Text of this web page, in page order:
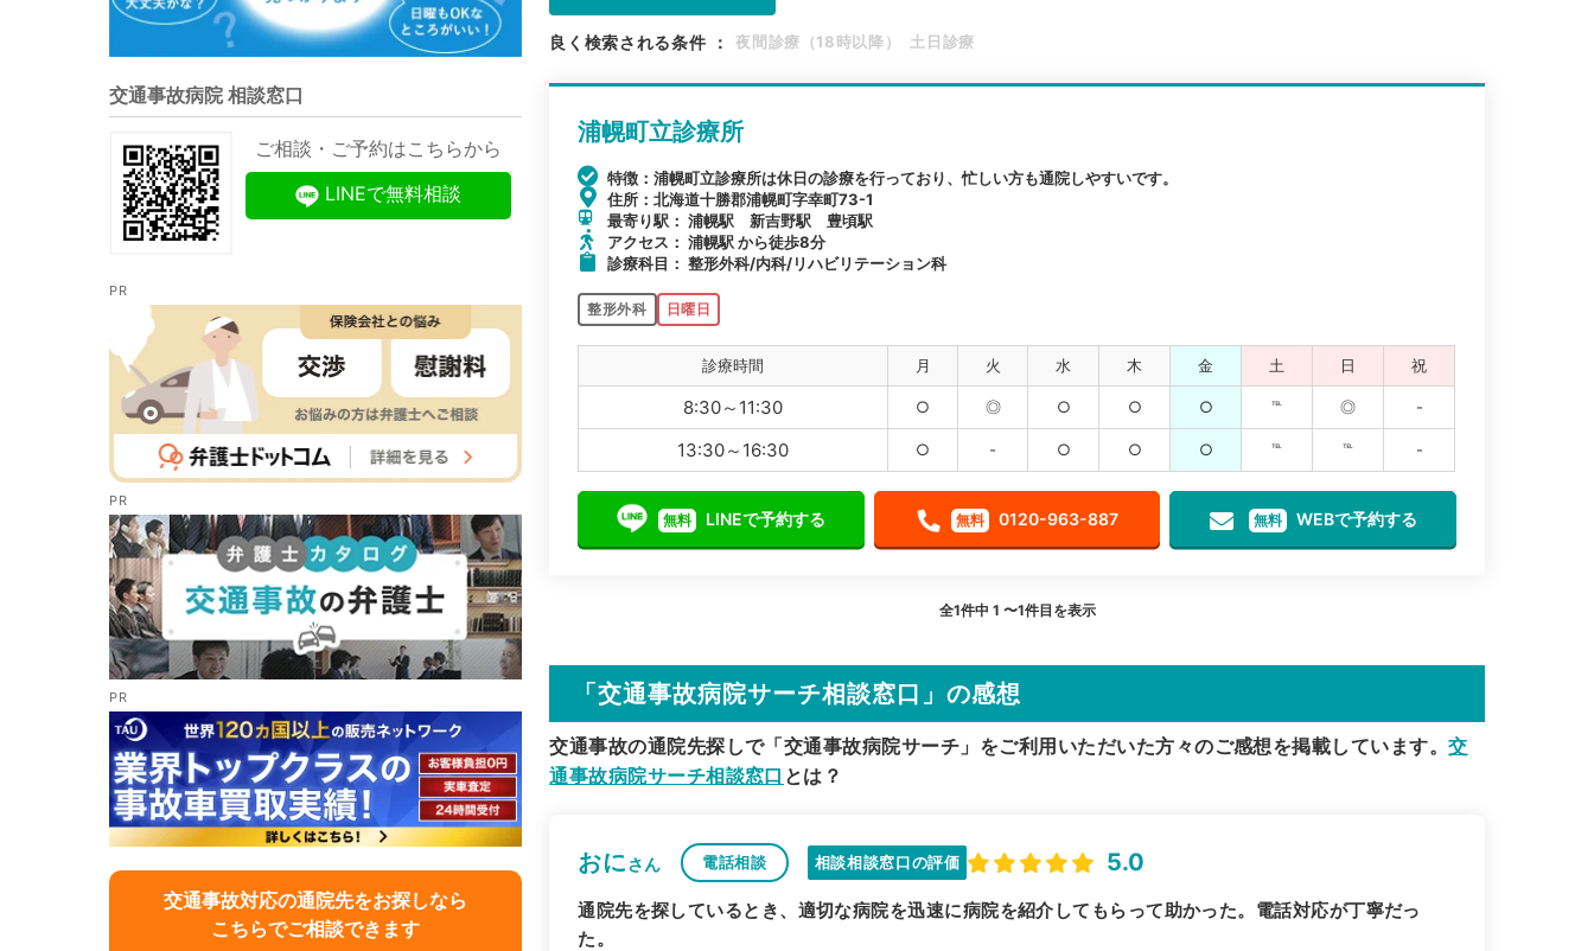
交通事故病院 相談窓口
ご相談・ご予約はこちらから
LINEで無料相談
交通事故対応の通院先をお探しなら
こちらでご相談できます
良く検索される条件 ： 夜間診療（18時以降） 土日診療
浦幌町立診療所
特徴：浦幌町立診療所は休日の診療を行っており、忙しい方も通院しやすいです。
住所：北海道十勝郡浦幌町字幸町73-1
最寄り駅： 浦幌駅 新吉野駅 豊頃駅
アクセス： 浦幌駅 から徒歩8分
診療科目： 整形外科/内科/リハビリテーション科
整形外科 日曜日
診療時間 月 火 水 木 金 土 日 祝
8:30～11:30 ○ ◎ ○ ○ ○ ℡ ◎ -
13:30～16:30 ○ - ○ ○ ○ ℡ ℡ -
無料 LINEで予約する 無料 0120-963-887 無料 WEBで予約する
全1件中 1 〜1件目を表示
「交通事故病院サーチ相談窓口」の感想
交通事故の通院先探しで「交通事故病院サーチ」をご利用いただいた方々のご感想を掲載しています。交
通事故病院サーチ相談窓口 とは？
おにさん 電話相談 相談相談窓口の評価 5.0
通院先を探しているとき、適切な病院を迅速に病院を紹介してもらって助かった。電話対応が丁寧だっ
た。